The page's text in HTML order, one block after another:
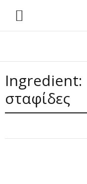
Ingredient:
σταφίδες